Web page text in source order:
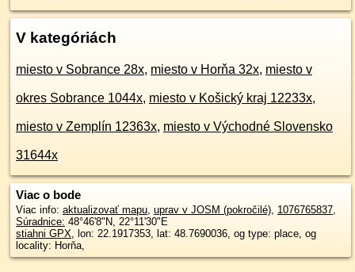
V kategóriách
miesto v Sobrance 28x, miesto v Horňa 32x, miesto v
okres Sobrance 1044x, miesto v Košický kraj 12233x,
miesto v Zemplín 12363x, miesto v Východné Slovensko
31644x
Viac o bode
Viac info: aktualizovať mapu, uprav v JOSM (pokročilé), 1076765837,
Súradnice: 48°46'8"N, 22°11'30"E
stiahni GPX, lon: 22.1917353, lat: 48.7690036, og type: place, og
locality: Horňa,